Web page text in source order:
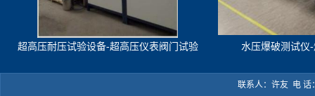
超高压耐压试验设备-超高压仪表阀门试验
水压爆破测试仪
联系人：许友 电 话